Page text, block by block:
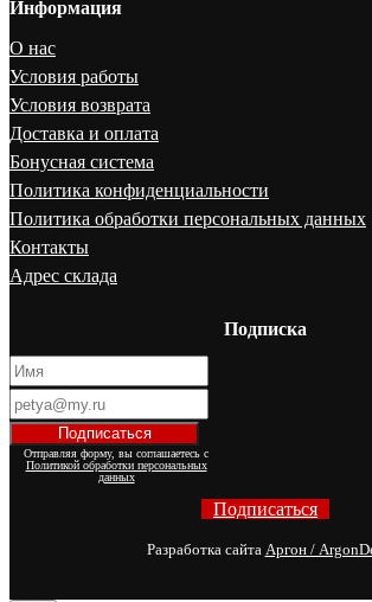
Информация
О нас
Условия работы
Условия возврата
Доставка и оплата
Бонусная система
Политика конфиденциальности
Политика обработки персональных данных
Контакты
Адрес склада
Подписка
Отправляя форму, вы соглашаетесь с
Политикой обработки персональных
данных
Подписаться
Разработка сайта Аргон /